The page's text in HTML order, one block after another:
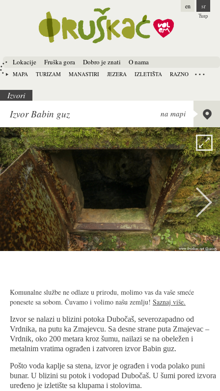
Lokacije
MAPA TURIZAM MANASTIRI JEZERA IZLETIŠTA RAZNO
Fruška gora Dobro je znati O nama
en sr
Ћир
Izvori
Izvor Babin guz
Komunalne službe ne odlaze u prirodu, molimo vas da vaše smeće
ponesete sa sobom. Čuvamo i volimo našu zemlju! Saznaj više.
Izvor se nalazi u blizini potoka Dubočaš, severozapadno od
Vrdnika, na putu ka Zmajevcu. Sa desne strane puta Zmajevac –
Vrdnik, oko 200 metara kroz šumu, nailazi se na obeležen i
metalnim vratima ograđen i zatvoren izvor Babin guz.
Pošto voda kaplje sa stena, izvor je ograđen i voda polako puni
bunar. U blizini su potok i vodopad Dubočaš. U šumi pored izvora
uređeno je izletište sa klupama i stolovima.
na mapi
Long:
Alt: